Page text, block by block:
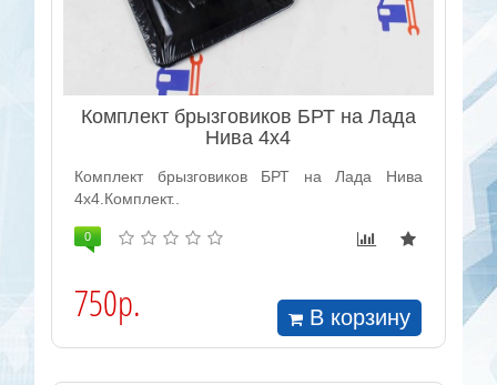
Комплект брызговиков БРТ на Лада
Нива 4х4
Комплект брызговиков БРТ на Лада Нива
4х4.Комплект..
0
750р. В корзину